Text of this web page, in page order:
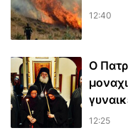
12:40
Ο
12:25